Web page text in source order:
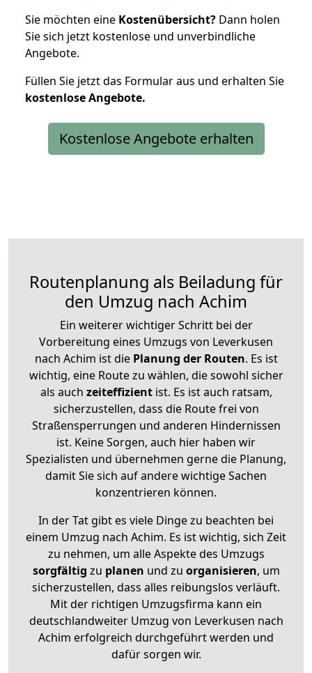
Sie möchten eine Kostenübersicht? Dann holen
Sie sich jetzt kostenlose und unverbindliche
Angebote.
Füllen Sie jetzt das Formular aus und erhalten Sie
kostenloseAngebote.
Kostenlose Angebote erhalten
Routenplanung als Beiladung für
den Umzug nach Achim
Ein weiterer wichtiger Schritt bei der
Vorbereitung eines Umzugs von Leverkusen
nach Achim ist diePlanung der Routen. Es ist
wichtig, eine Route zu wählen, die sowohl sicher
als auch zeiteffizientist. Es ist auch ratsam,
sicherzustellen, dass die Route frei von
Straßensperrungen und anderen Hindernissen
ist. Keine Sorgen, auch hier haben wir
Spezialisten und übernehmen gerne die Planung,
damit Sie sich auf andere wichtige Sachen
konzentrieren können.
In der Tat gibt es viele Dinge zu beachten bei
einem Umzug nach Achim. Es ist wichtig, sich Zeit
zu nehmen, um alle Aspekte des Umzugs
sorgfältig zu planen und zu organisieren, um
sicherzustellen, dass alles reibungslos verläuft.
Mit der richtigen Umzugsfirma kann ein
deutschlandweiter Umzug von Leverkusen nach
Achim erfolgreich durchgeführt werden und
dafür sorgen wir.